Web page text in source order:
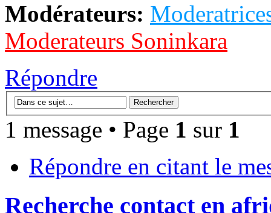
Modérateurs:
Moderateurs Soninkara
Répondre
1 message • Page 1 sur 1
Répondre en citant le
Recherche contact en